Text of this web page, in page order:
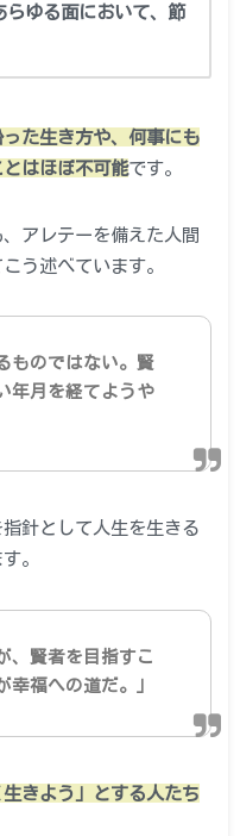
らゆる面において、節
た生き方や、何事にも
はほぼ不可能です。
アレテーを備えた人間
う述べています。
ものではない。賢
年月を経てようや
針として人生を生きる
。
、賢者を目指すこ
幸福への道だ。」
きよう」とする人たち